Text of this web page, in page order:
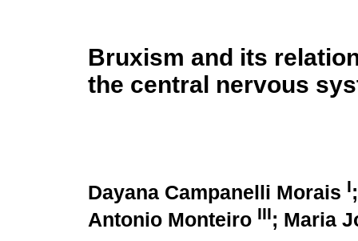
Bruxism and its
the central nervous
Dayana Campanelli Morais I
Antonio Monteiro III; Maria